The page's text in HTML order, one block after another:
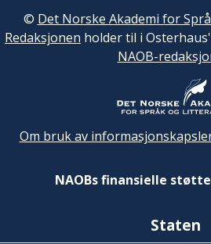
© Det Norske Akademi for
Redaksjonen holder til i
NAOB-
Om bruk av
NAOBs finansielle
Staten